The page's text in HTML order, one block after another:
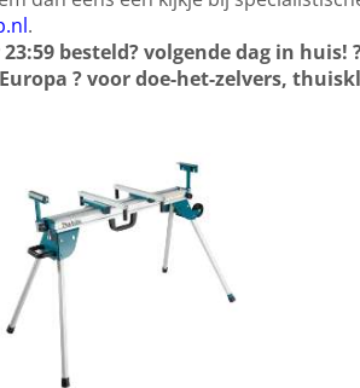
.
besteld? volgende dag in huis!
?voor doe-het-zelvers,